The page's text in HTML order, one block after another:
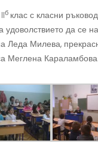
б клас с класни
удоволствието да се
Леда Милева,
Меглена